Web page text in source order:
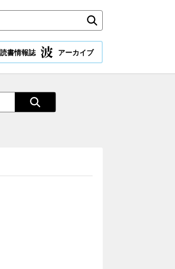
書情報誌 アーカイブ